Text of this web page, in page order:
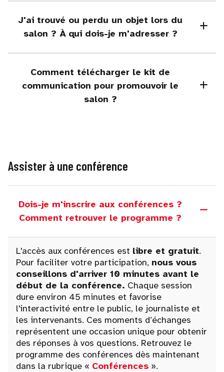
J'ai trouvé ou perdu un objet lors du
salon ? À qui dois-je m'adresser ?
Comment télécharger le kit de
communication pour promouvoir le
salon ?
Assister à une conférence
Dois-je m'inscrire aux conférences ?
Comment retrouver le programme ?
L'accès aux conférences est libre et gratuit.
Pour faciliter votre participation, nous vous
conseillons d'arriver 10 minutes avant le
début de la conférence. Chaque session
dure environ 45 minutes et favorise
l'interactivité entre le public, le journaliste et
les intervenants. Ces moments d’échanges
représentent une occasion unique pour obtenir
des réponses à vos questions. Retrouvez le
programme des conférences dès maintenant
dans la rubrique « Conférences ».